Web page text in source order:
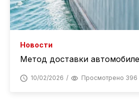
Новости
Метод доставки
10/02/2026 Просмотрено 396